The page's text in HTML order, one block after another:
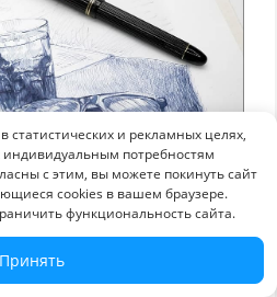
Pilot Justus
и рекламных целях,
индивидуальным потребностям
с этим, вы можете покинуть сайт
cookies в вашем браузере.
функциональность сайта.
Принять